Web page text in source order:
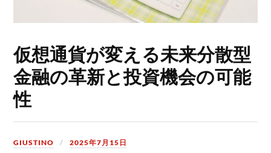
仮想通貨が変える未来分散型
金融の革新と投資機会の可能
性
GIUSTINO 2025年7月15日